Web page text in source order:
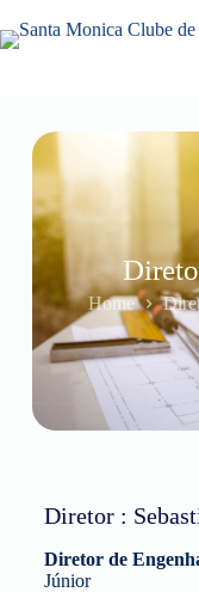
Home
Diretor :
Diretor de
Júnior